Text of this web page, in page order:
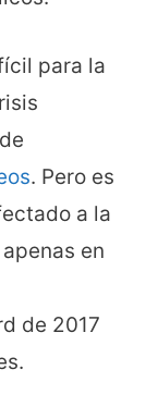
para la
. Pero es
a la
en
de 2017